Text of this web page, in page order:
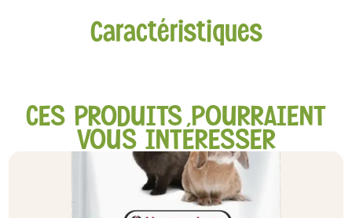
Caractéristiques
CES PRODUITS POURRAIENT
VOUS INTÉRESSER